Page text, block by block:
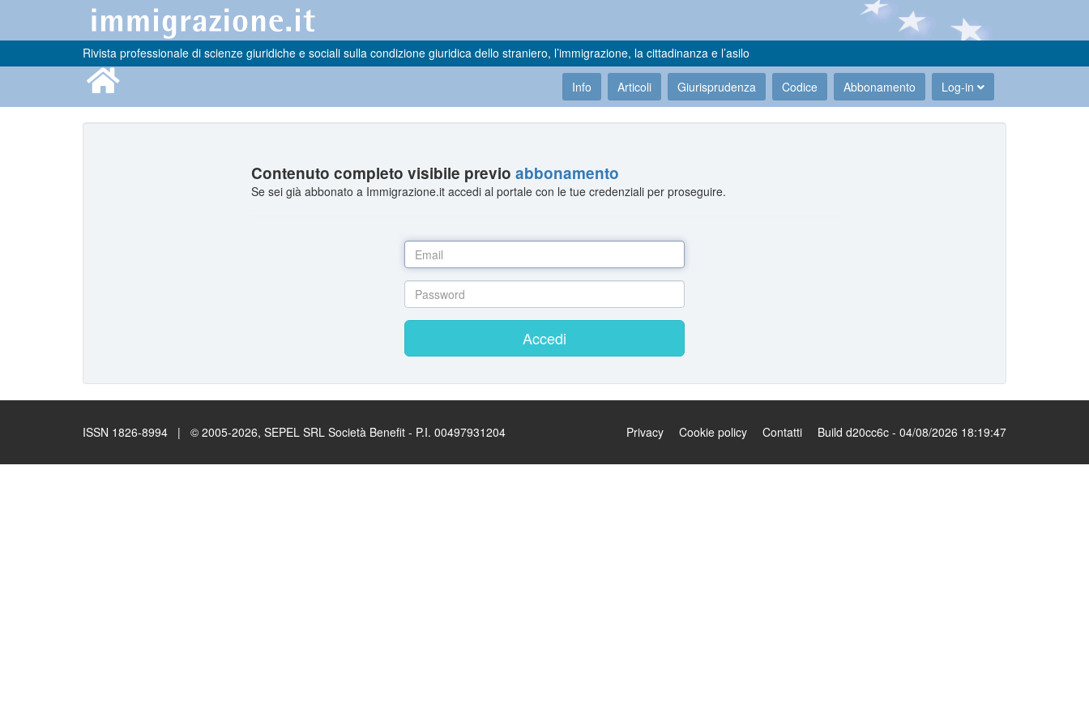
Rivista professionale di scienze giuridiche e sociali sulla condizione giuridica dello straniero, l’immigrazione, la cittadinanza e l’asilo
Info Articoli Giurisprudenza Codice Abbonamento Log-in
Contenuto completo visibile previoabbonamento
Se sei già abbonato a Immigrazione.it accedi al portale con le tue credenziali per proseguire.
Accedi
ISSN 1826-8994 | © 2005-2026, SEPEL SRL Società Benefit - P.I. 00497931204 Privacy Cookie policy Contatti Build d20cc6c - 04/08/2026 18:19:47